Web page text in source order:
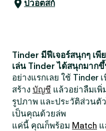
ปวอตสก์
Tinder มีฟีเจอร์สนุกๆ เ
เล่น Tinder ได้สนุกมาก
อย่างแรกเลย ใช้ Tinder
สร้าง บัญชี แล้วอย่าลืมเ
รูปภาพ และประวัติส่วนตั
เป็นคุณด้วยล่พ
แค่นี้ คุณก็พร้อม Match แ